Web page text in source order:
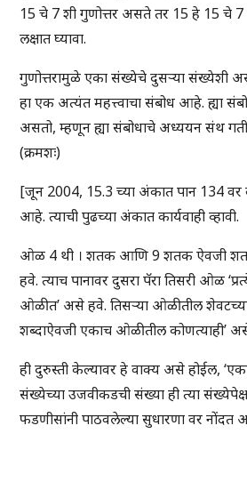
15 चे 7 शी गुणोत्तर असते तर 15 हे 15 चे 7
लक्षात घ्यावा.
गुणोत्तरामुळे एका संख्येचे दुसऱ्या संख्येशी
हा एक अत्यंत महत्त्वाचा संबोध आहे. ह्या
असतो, म्हणून ह्या संबोधाचे अध्ययन संथ
(क्रमशः)
[जून 2004, 15.3 च्या अंकात पान 134 वर
आहे. त्याची पुढच्या अंकात कार्यवाही व्हावी.
ओळ 4 थी । शतक आणि 9 शतक ऐवजी
हवे. त्याच पानावर दुसरा पॅरा तिसरी ओळ
ओळीत’ असे हवे. तिसऱ्या ओळीतील शेवटच्या
शब्दाऐवजी एकाच ओळीतील कोणत्याही’
ही दुरुस्ती केल्यावर हे वाक्य असे होईल,
संख्येच्या उजवीकडची संख्या ही त्या
फडणीसांनी पाठवलेल्या सुधारणा वर नोंदत